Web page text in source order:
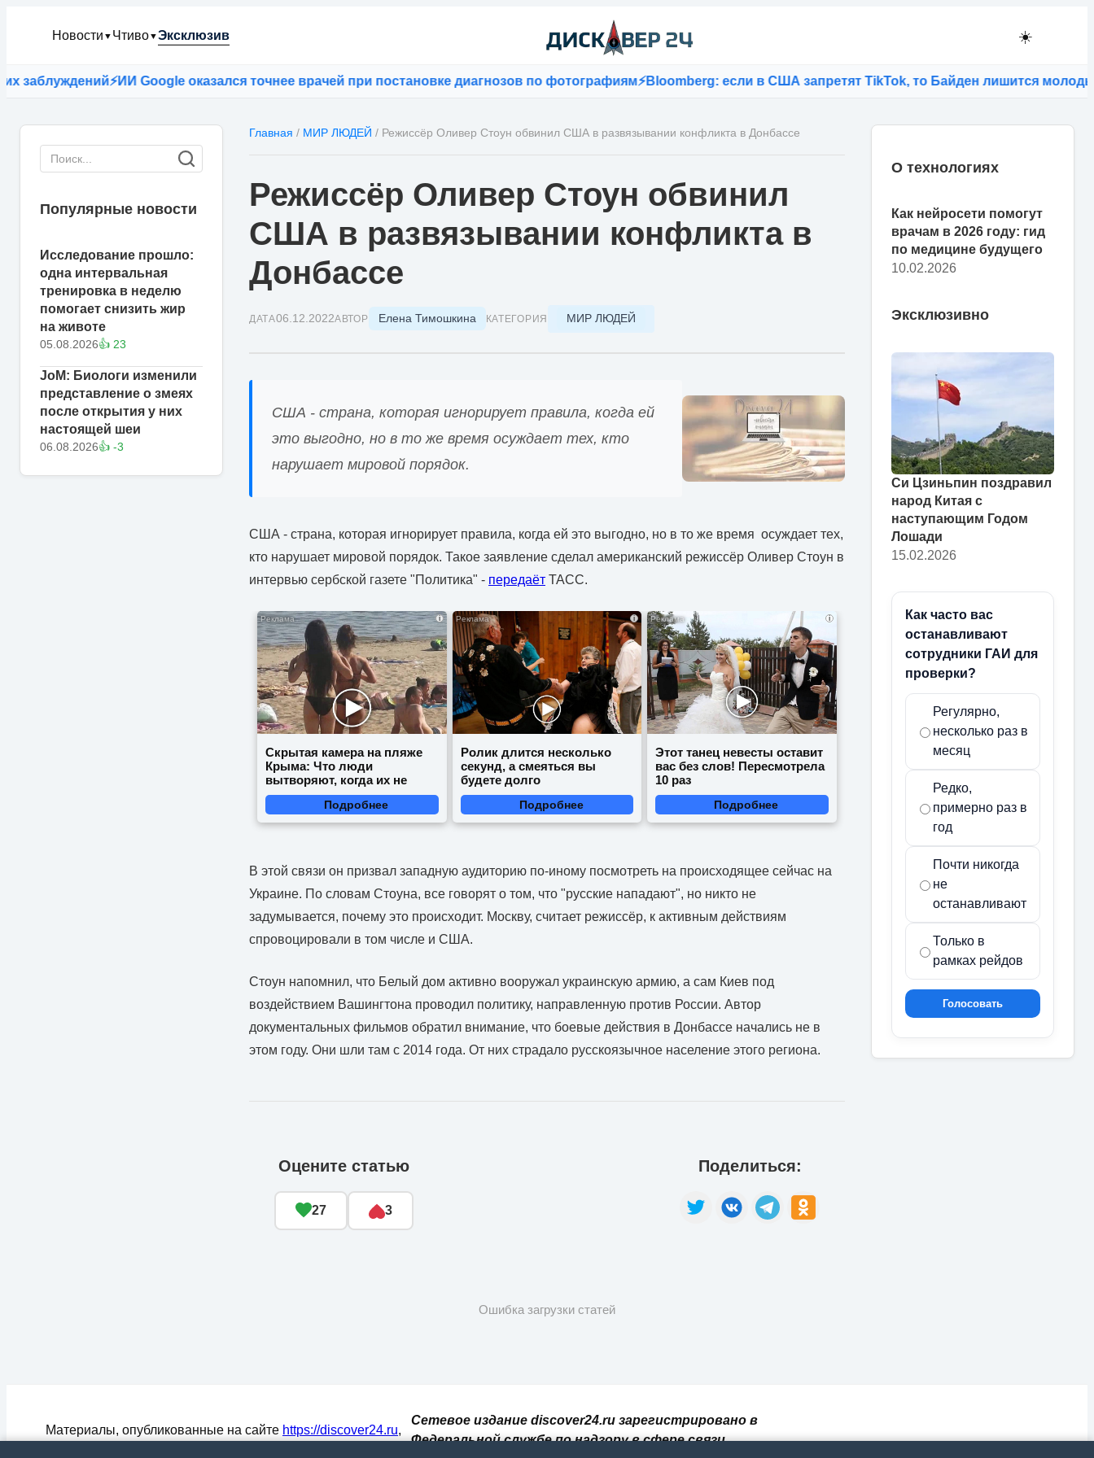
Новости ▼ Чтиво▼Эксклюзив ☀️
⚡ИИ Google оказался точнее врачей при постановке диагнозов по фотографиям⚡Bloomberg: если в США запретят TikTok, то Байден лишится молодых
Популярные новости
Исследование прошло:
одна интервальная
тренировка в неделю
помогает снизить жир
на животе
05.08.2026👍 23
JoM: Биологи изменили
представление о змеях
после открытия у них
настоящей шеи
06.08.2026👍 -3
Главная / МИР ЛЮДЕЙ / Режиссёр Оливер Стоун обвинил США в развязывании конфликта в Донбассе
Режиссёр Оливер Стоун обвинил
США в развязывании конфликта в
Донбассе
ДАТА06.12.2022АВТОР Елена Тимошкина КАТЕГОРИЯ МИР ЛЮДЕЙ
США - страна, которая игнорирует правила, когда ей
это выгодно, но в то же время осуждает тех, кто
нарушает мировой порядок.
США - страна, которая игнорирует правила, когда ей это выгодно, но в то же время осуждает тех,
кто нарушает мировой порядок. Такое заявление сделал американский режиссёр Оливер Стоун в
интервью сербской газете "Политика" - передаёт ТАСС.
i
Скрытая камера на пляже
Крыма: Что люди
вытворяют, когда их не
видят...
Подробнее
i
Ролик длится несколько
секунд, а смеяться вы
будете долго
Подробнее
i
Этот танец невесты оставит
вас без слов! Пересмотрела
10 раз
Подробнее
В этой связи он призвал западную аудиторию по-иному посмотреть на происходящее сейчас на
Украине. По словам Стоуна, все говорят о том, что "русские нападают", но никто не
задумывается, почему это происходит. Москву, считает режиссёр, к активным действиям
спровоцировали в том числе и США.
Стоун напомнил, что Белый дом активно вооружал украинскую армию, а сам Киев под
воздействием Вашингтона проводил политику, направленную против России. Автор
документальных фильмов обратил внимание, что боевые действия в Донбассе начались не в
этом году. Они шли там с 2014 года. От них страдало русскоязычное население этого региона.
Оцените статью
27 3
Поделиться:
Ошибка загрузки статей
О технологиях
Как нейросети помогут
врачам в 2026 году: гид
по медицине будущего
10.02.2026
Эксклюзивно
Си Цзиньпин поздравил
народ Китая с
наступающим Годом
Лошади
15.02.2026
Как часто вас
останавливают
сотрудники ГАИ для
проверки?
Регулярно,
несколько раз в
месяц
Редко,
примерно раз в
год
Почти никогда
не
останавливают
Только в
рамках рейдов
Голосовать
Сетевое издание discover24.ru зарегистрировано в
Федеральной службе по надзору в сфере связи,
Материалы, опубликованные на сайте https://discover24.ru,